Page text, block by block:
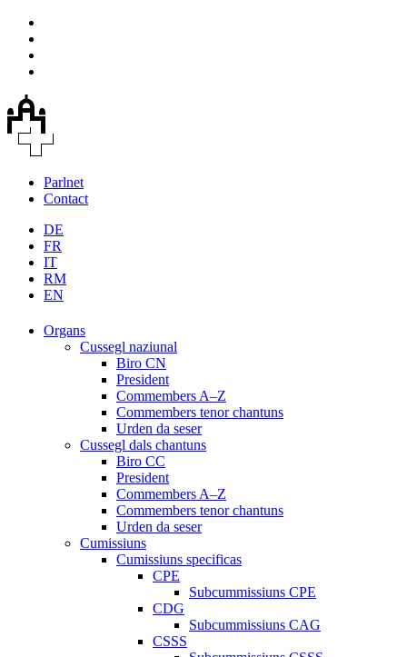
Parlnet
Contact
DE
FR
IT
RM
EN
Organs
Cussegl naziunal
Biro CN
President
Commembers A–Z
Commembers tenor chantuns
Urden da seser
Cussegl dals chantuns
Biro CC
President
Commembers A–Z
Commembers tenor chantuns
Urden da seser
Cumissiuns
Cumissiuns specificas
CPE
Subcummissiuns CPE
CDG
Subcummissiuns CAG
CSSS